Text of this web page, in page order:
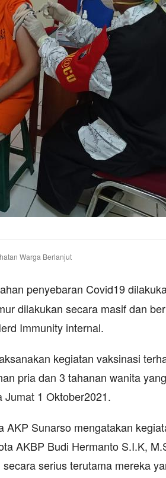
penyebaran Covid19
dilakukan secara masif dan
Immunity internal.
kegiatan vaksinasi
pria dan 3 tahanan wanita
Jumat 1 Oktober2021.
AKP Sunarso mengatakan
AKBP Budi Hermanto S.I.K,
serius terutama mereka